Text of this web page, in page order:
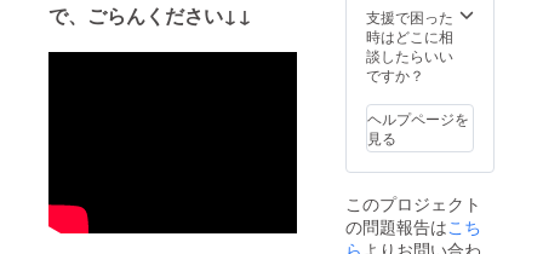
で、ごらんください↓↓
支援で困った
時はどこに相
談したらいい
ですか？
ヘルプページを
見る
このプロジェクト
の問題報告はこち
ら よりお問い合わ